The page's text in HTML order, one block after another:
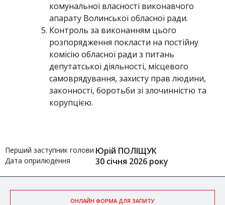
комунальної власності виконавчого
апарату Волинської обласної ради.
Контроль за виконанням цього
розпорядження покласти на постійну
комісію обласної ради з питань
депутатської діяльності, місцевого
самоврядування, захисту прав людини,
законності, боротьби зі злочинністю та
корупцією.
Перший заступник голови Юрій ПОЛІЩУК
Дата оприлюдення 30 січня 2026 року
ОНЛАЙН ФОРМА ДЛЯ ЗАПИТУ